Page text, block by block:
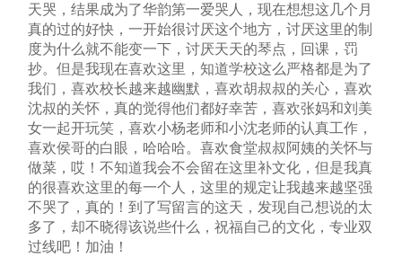
天哭，结果成为了华韵第一爱哭人，现在想想这几个月
真的过的好快，一开始很讨厌这个地方，讨厌这里的制
度为什么就不能变一下，讨厌天天的琴点，回课，罚
抄。但是我现在喜欢这里，知道学校这么严格都是为了
我们，喜欢校长越来越幽默，喜欢胡叔叔的关心，喜欢
沈叔的关怀，真的觉得他们都好幸苦，喜欢张妈和刘美
女一起开玩笑，喜欢小杨老师和小沈老师的认真工作，
喜欢侯哥的白眼，哈哈哈。喜欢食堂叔叔阿姨的关怀与
做菜，哎！不知道我会不会留在这里补文化，但是我真
的很喜欢这里的每一个人，这里的规定让我越来越坚强
不哭了，真的！到了写留言的这天，发现自己想说的太
多了，却不晓得该说些什么，祝福自己的文化，专业双
过线吧！加油！